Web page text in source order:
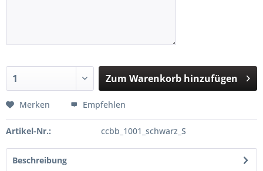
Zum Warenkorb hinzufügen
Merken Empfehlen
Artikel-Nr.: ccbb_1001_schwarz_S
Beschreibung